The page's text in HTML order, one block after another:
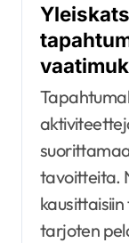
tavoitteita.
tarjoten